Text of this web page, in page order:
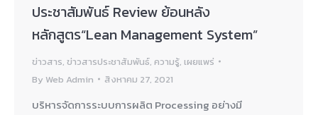
ประชาสัมพันธ์ Review ย้อนหลัง
หลักสูตร“Lean Management System”
ข่าวสาร, ข่าวสารประชาสัมพันธ์, ความรู้, เผยแพร่
By Web Admin สิงหาคม 27, 2021
บริหารจัดการระบบการผลิต Processing อย่างมี